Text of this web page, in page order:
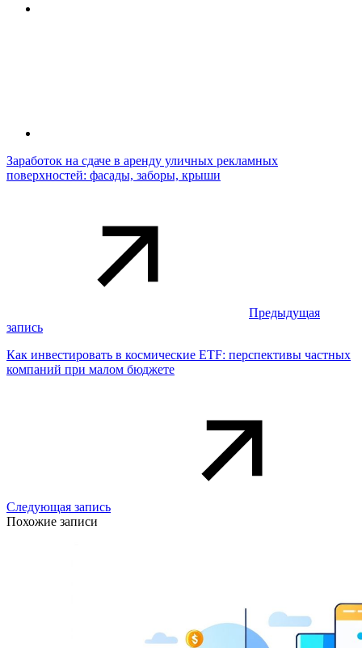
Заработок на сдаче в аренду уличных рекламных
поверхностей: фасады, заборы, крыши
Предыдущая
запись
Как инвестировать в космические ETF: перспективы частных
компаний при малом бюджете
Следующая запись
Похожие записи